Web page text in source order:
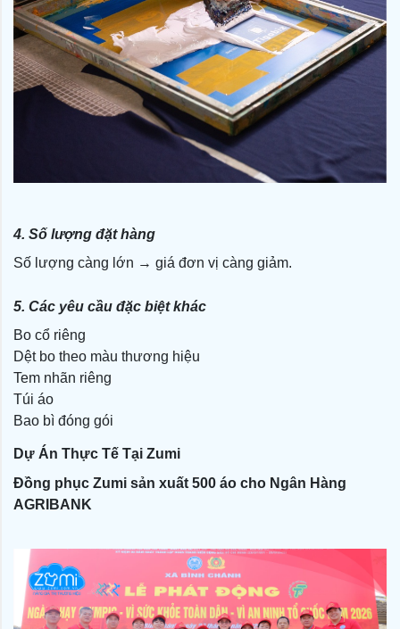
4. Số lượng đặt hàng
Số lượng càng lớn → giá đơn vị càng giảm.
5. Các yêu cầu đặc biệt khác
Bo cổ riêng
Dệt bo theo màu thương hiệu
Tem nhãn riêng
Túi áo
Bao bì đóng gói
Dự Án Thực Tế Tại Zumi
Đồng phục Zumi sản xuất 500 áo cho Ngân Hàng
AGRIBANK